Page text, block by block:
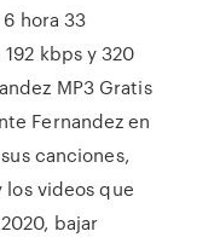
hora 33
kbps y 320
MP3 Gratis
Fernandez en
canciones,
los videos que
bajar